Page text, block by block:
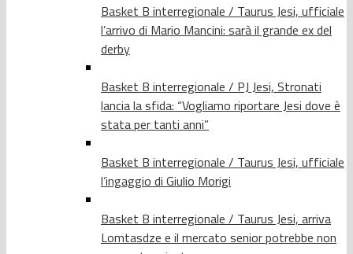
Basket B interregionale / Taurus Jesi, ufficiale
l’arrivo di Mario Mancini: sarà il grande ex del
derby
Basket B interregionale / PJ Jesi, Stronati
lancia la sfida: “Vogliamo riportare Jesi dove è
stata per tanti anni”
Basket B interregionale / Taurus Jesi, ufficiale
l’ingaggio di Giulio Morigi
Basket B interregionale / Taurus Jesi, arriva
Lomtasdze e il mercato senior potrebbe non